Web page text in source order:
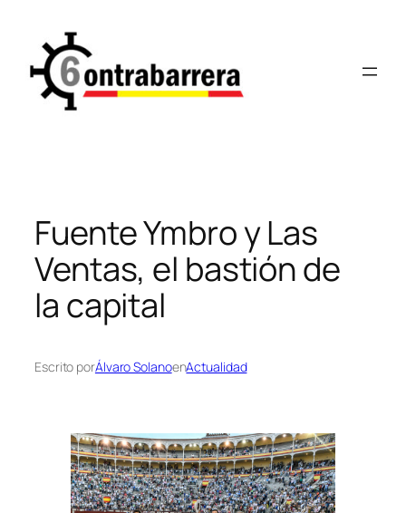
contenido
Fuente Ymbro y Las
Ventas, el bastión de
la capital
Escrito porÁlvaro SolanoenActualidad